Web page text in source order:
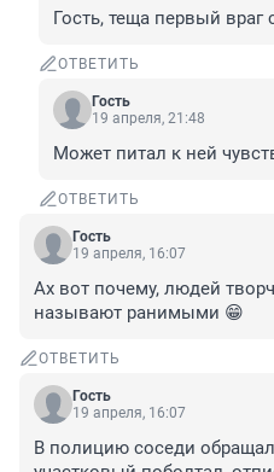
Гость, теща первый враг
ОТВЕТИТЬ
Гость
19 апреля, 21:48
Может питал к ней
ОТВЕТИТЬ
Гость
19 апреля, 16:07
Ах вот почему, людей
называют ранимыми 😁
ОТВЕТИТЬ
Гость
19 апреля, 16:07
В полицию соседи